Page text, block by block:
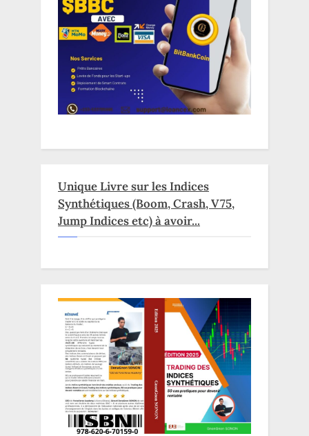
Unique Livre sur les Indices
Synthétiques (Boom, Crash, V75,
Jump Indices etc) à avoir...